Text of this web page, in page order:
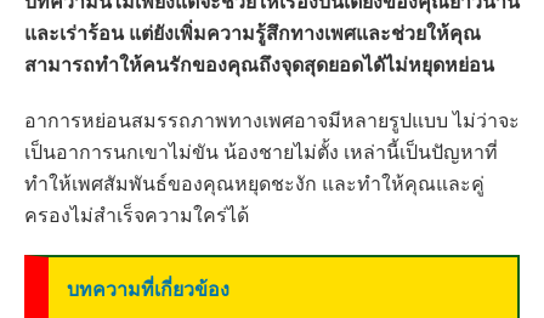
และเร่าร้อน แต่ยังเพิ่มความรู้สึกทางเพศและช่วยให้คุณ
สามารถทำให้คนรักของคุณถึงจุดสุดยอดไดัไม่หยุดหย่อน
อาการหย่อนสมรรถภาพทางเพศอาจมีหลายรูปแบบ ไม่ว่าจะ
เป็นอาการนกเขาไม่ขัน น้องชายไม่ตั้ง เหล่านี้เป็นปัญหาที่
ทำให้เพศสัมพันธ์ของคุณหยุดชะงัก และทำให้คุณและคู่
ครองไม่สำเร็จความใคร่ได้
บทความที่เกี่ยวข้อง